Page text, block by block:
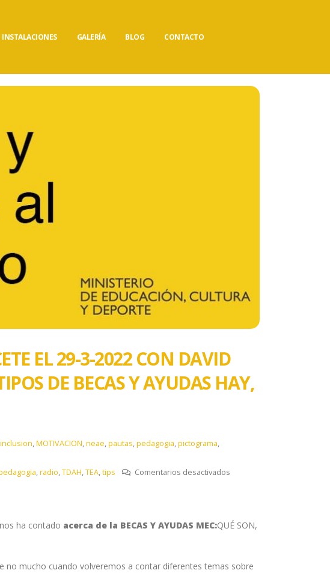
INSTALACIONES GALERÍA BLOG CONTACTO
EL 29-3-2022 CON DAVID
DE BECAS Y AYUDAS HAY,
inclusion,MOTIVACION,neae,pautas,pedagogia,pictograma,
,radio,TDAH,TEA,tips Comentarios desactivados
UNO
EL
ha contado acerca de la BECAS Y AYUDAS MEC:QUÉ SON,
no mucho cuando volveremos a contar diferentes temas sobre